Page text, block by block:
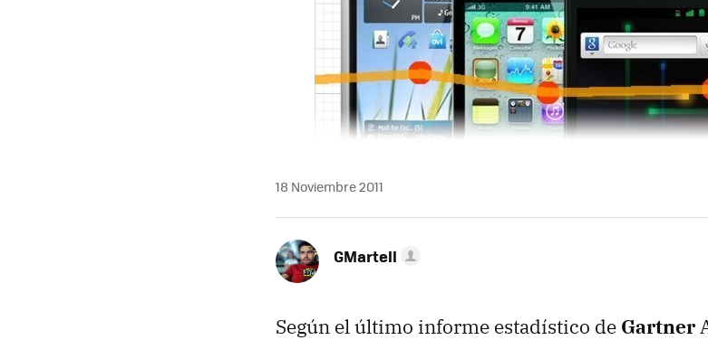
18 Noviembre 2011
GMartell
Según el último informe estadístico de Gartner